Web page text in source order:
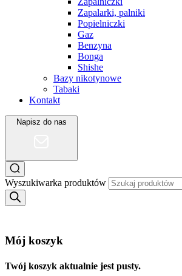
Zapalarki, palniki
Popielniczki
Gaz
Benzyna
Bonga
Shishe
Bazy nikotynowe
Tabaki
Kontakt
Napisz do nas
Wyszukiwarka produktów
Mój koszyk
Twój koszyk aktualnie jest pusty.